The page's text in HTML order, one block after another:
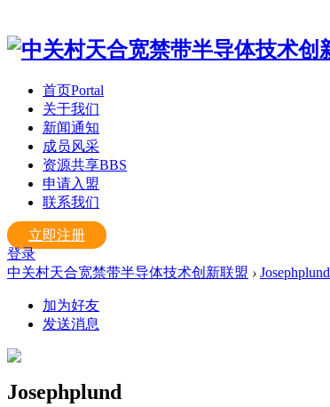
首页Portal
关于我们
新闻通知
成员风采
资源共享BBS
申请入盟
联系我们
立即注册
登录
中关村天合宽禁带半导体技术创新联盟 › Josephplund
加为好友
发送消息
Josephplund